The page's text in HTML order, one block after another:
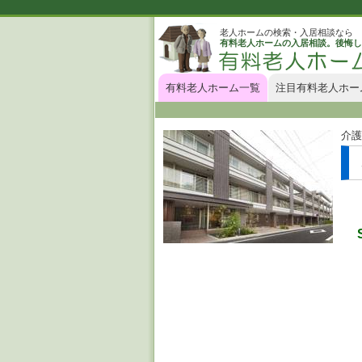
老人ホームの検索・入居相談なら
有料老人ホームの入居相談。後悔
有料老人ホーム一覧 注目有料老人ホー
介